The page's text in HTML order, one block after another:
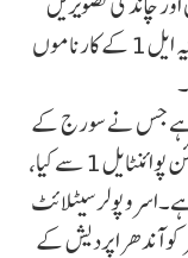
بھی لی ہیں۔ اسرو نے ایک ویڈیو کے ذریعے آدتیہ ایل 1 کے کارناموں
رصد گاہ ہے جس نے سورج کے
بیرونی ماحول کا مطالعہ پہلے سورج-ارتھ لگرینجیئن پوائنٹایل 1 سے کیا،
دور واقع ہے۔اسرو پولر سیٹلائٹ
ایس ایل وی۔سی57 نے 2 ستمبر کو آندھرا پردیش کے